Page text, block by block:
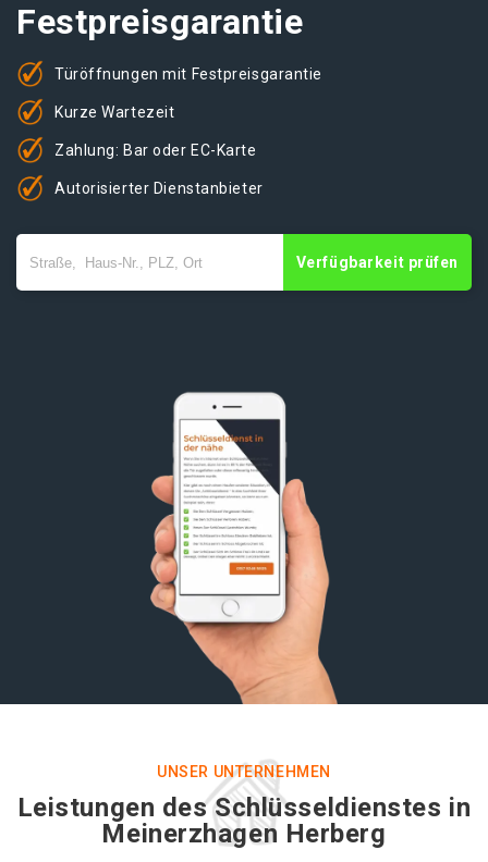
Festpreisgarantie
Türöffnungen mit Festpreisgarantie
Kurze Wartezeit
Zahlung: Bar oder EC-Karte
Autorisierter Dienstanbieter
Verfügbarkeit prüfen
UNSER UNTERNEHMEN
Leistungen des Schlüsseldienstes in
Meinerzhagen Herberg